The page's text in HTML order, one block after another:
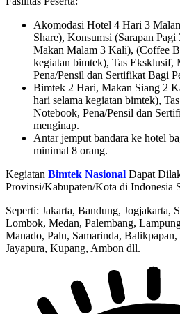
Akomodasi Hotel 4 Hari 3
Share), Konsumsi (Sarapan
Makan Malam 3 Kali), (Coffee
kegiatan bimtek), Tas Eksklusif,
Pena/Pensil dan Sertifikat Bagi
Bimtek 2 Hari, Makan Siang 2
hari selama kegiatan bimtek),
Notebook, Pena/Pensil dan
menginap.
Antar jemput bandara ke hotel
minimal 8 orang.
Kegiatan Bimtek Nasional Dapat
Provinsi/Kabupaten/Kota di Indonesia
Seperti: Jakarta, Bandung, Jogjakarta,
Lombok, Medan, Palembang,
Manado, Palu, Samarinda,
Jayapura, Kupang, Ambon dll.